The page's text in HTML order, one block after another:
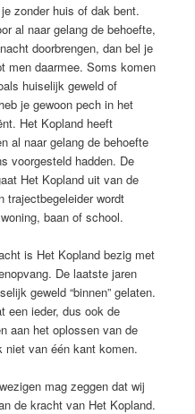
zonder huis of dak bent.
al naar gelang de behoefte,
doorbrengen, dan bel je
men daarmee. Soms komen
huiselijk geweld of
je gewoon pech in het
Het Kopland heeft
al naar gelang de behoefte
voorgesteld hadden. De
Het Kopland uit van de
trajectbegeleider wordt
baan of school.
is Het Kopland bezig met
De laatste jaren
geweld “binnen” gelaten.
een ieder, dus ook de
aan het oplossen van de
niet van één kant komen.
mag zeggen dat wij
de kracht van Het Kopland.